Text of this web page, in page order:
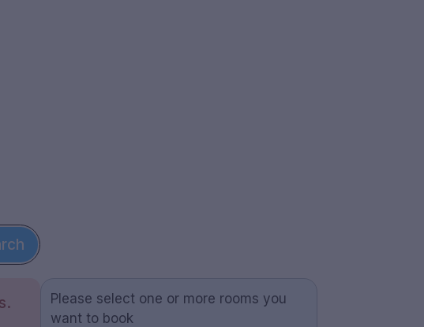
Please select one or more rooms you
want to book